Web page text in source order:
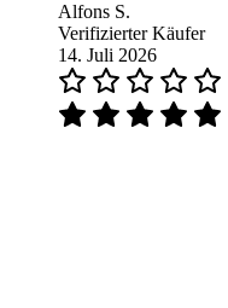
Alfons S.
Verifizierter Käufer
14. Juli 2026